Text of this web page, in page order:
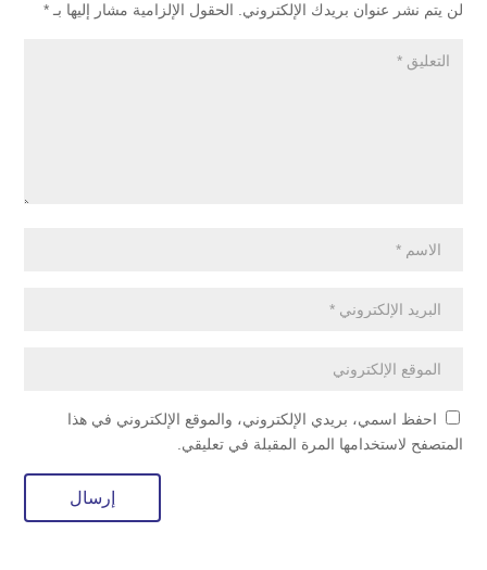
لن يتم نشر عنوان بريدك الإلكتروني. الحقول الإلزامية مشار إليها بـ *
احفظ اسمي، بريدي الإلكتروني، والموقع الإلكتروني في هذا
المتصفح لاستخدامها المرة المقبلة في تعليقي.